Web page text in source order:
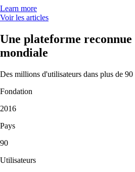
Learn more
Voir les articles
Une plateforme
mondiale
Des millions d'utilisateurs dans plus de 90
Fondation
2016
Pays
90
Utilisateurs